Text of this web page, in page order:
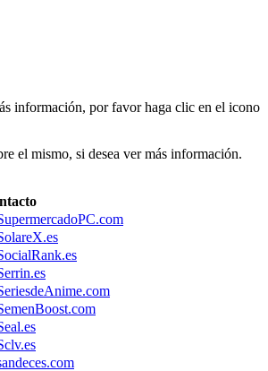
información, por favor haga clic en el icono
el mismo, si desea ver más información.